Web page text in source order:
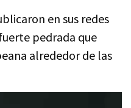
en sus redes
pedrada que
alrededor de las